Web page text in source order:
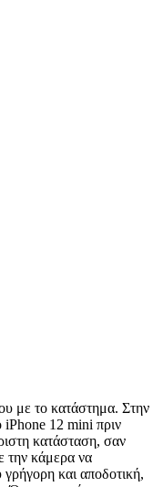
με το κατάστημα. Στην
iPhone 12 mini πριν
κατάσταση, σαν
την κάμερα να
και αποδοτική,